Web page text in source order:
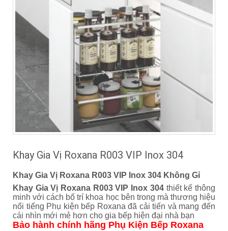
Khay Gia Vị Roxana R003 VIP Inox 304
Khay Gia Vị Roxana R003 VIP Inox 304 Không Gỉ
Khay Gia Vị Roxana R003 VIP Inox 304 thiết kế thông
minh với cách bố trí khoa học bên trong mà thương hiệu
nổi tiếng Phụ kiện bếp Roxana đã cải tiến và mang đến
cái nhìn mới mẻ hơn cho gia bếp hiện đại nhà bạn
Bảo hành chính hãng Phụ Kiện Bếp Roxana